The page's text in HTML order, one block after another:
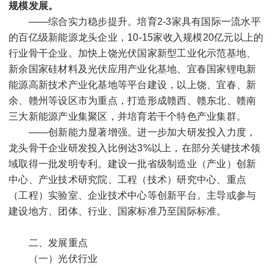
规模发展。
——综合实力稳步提升。培育2-3家具有国际一流水平
的百亿级新能源龙头企业， 10-15家收入规模20亿元以上的
行业骨干企业。加快上饶光伏国家新型工业化示范基地、
新余国家硅材料及光伏应用产业化基地、宜春国家锂电新
能源高新技术产业化基地等平台建设，以上饶、宜春、新
余、赣州等设区市为重点，打造形成赣西、赣东北、赣南
三大新能源产业集聚区，并培育若干个特色产业集群。
——创新能力显著增强。进一步加大研发投入力度，
龙头骨干企业研发投入比例达3%以上，在部分关键技术领
域取得一批发明专利。建设一批省级制造业（产业）创新
中心、产业技术研究院、工程（技术）研究中心、重点
（工程）实验室、企业技术中心等创新平台。主导或参与
建设地方、团体、行业、国家标准乃至国际标准。
二、发展重点
（一）光伏行业